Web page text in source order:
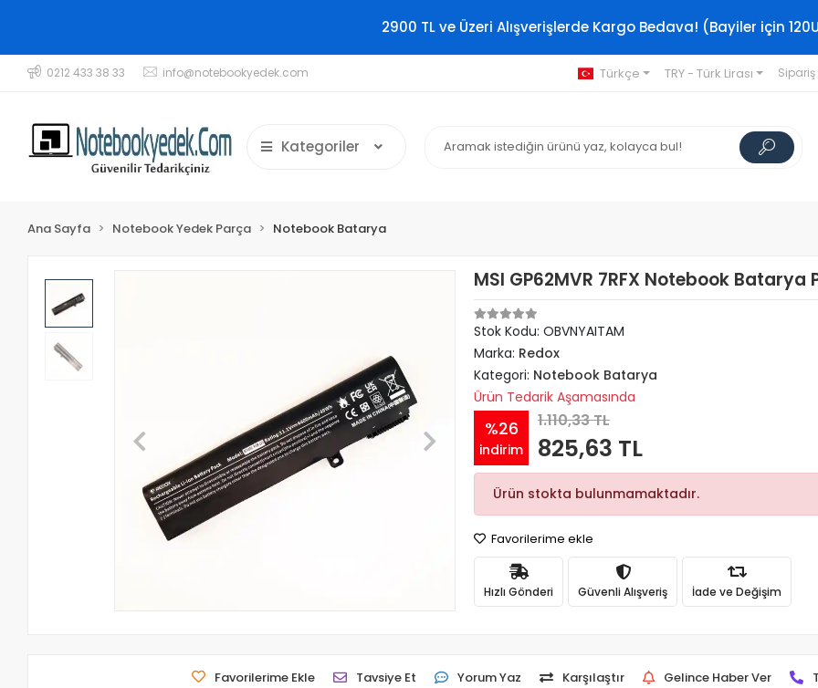
2900 TL ve Üzeri Alışverişlerde Kargo Bedava! (Bayiler için
0212 433 38 33 info@notebookyedek.com Türkçe TRY - Türk Lirası
Kategoriler
Ana Sayfa Notebook Yedek Parça Notebook Batarya
MSI GP62MVR 7RFX Notebook Batarya
Stok Kodu: OBVNYAITAM
Marka: Redox
Kategori: Notebook Batarya
Ürün Tedarik Aşamasında
%26
indirim
1.110,33 TL
825,63 TL
Ürün stokta bulunmamaktadır.
Favorilerime ekle
Hızlı Gönderi Güvenli Alışveriş İade ve Değişim
Favorilerime Ekle Tavsiye Et Yorum Yaz Karşılaştır Gelince Haber Ver